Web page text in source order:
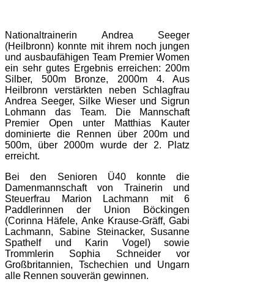
Nationaltrainerin Andrea Seeger
(Heilbronn) konnte mit ihrem noch jungen
und ausbaufähigen Team Premier Women
ein sehr gutes Ergebnis erreichen: 200m
Silber, 500m Bronze, 2000m 4. Aus
Heilbronn verstärkten neben Schlagfrau
Andrea Seeger, Silke Wieser und Sigrun
Lohmann das Team. Die Mannschaft
Premier Open unter Matthias Kauter
dominierte die Rennen über 200m und
500m, über 2000m wurde der 2. Platz
erreicht.
Bei den Senioren Ü40 konnte die
Damenmannschaft von Trainerin und
Steuerfrau Marion Lachmann mit 6
Paddlerinnen der Union Böckingen
(Corinna Häfele, Anke Krause-Gräff, Gabi
Lachmann, Sabine Steinacker, Susanne
Spathelf und Karin Vogel) sowie
Trommlerin Sophia Schneider vor
Großbritannien, Tschechien und Ungarn
alle Rennen souverän gewinnen.